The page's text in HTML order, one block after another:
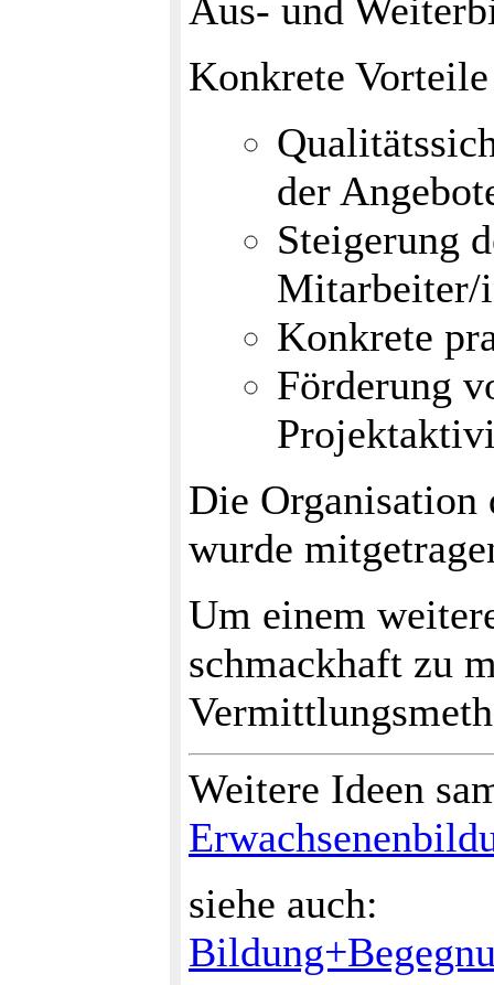
Aus- und
Konkrete
der
Steigerung
Mitarbeiter/
Konkrete
Förderung
Die
wurde
Um einem
schmackhaft zu
Weitere Ideen
siehe auch: